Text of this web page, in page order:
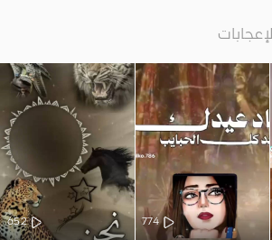
الإعجابات
774
652